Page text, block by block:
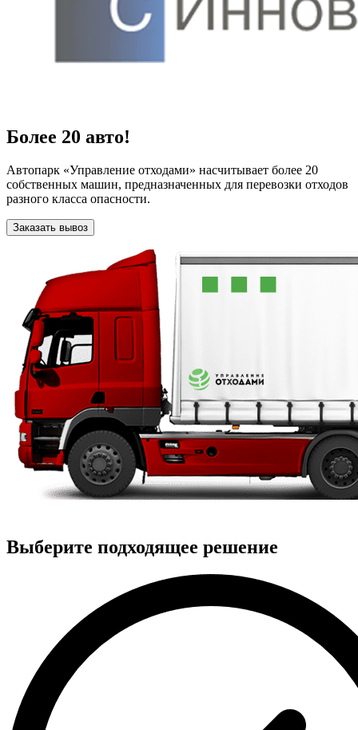
Более 20 авто!
Автопарк «Управление отходами» насчитывает более 20
собственных машин, предназначенных для перевозки отходов
разного класса опасности.
Заказать вывоз
Выберите подходящее решение